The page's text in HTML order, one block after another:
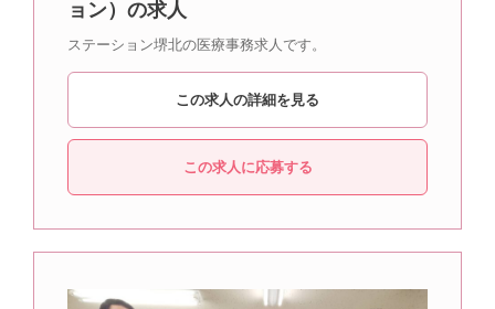
ョン）の求人
ステーション堺北の医療事務求人です。
この求人の詳細を見る
この求人に応募する